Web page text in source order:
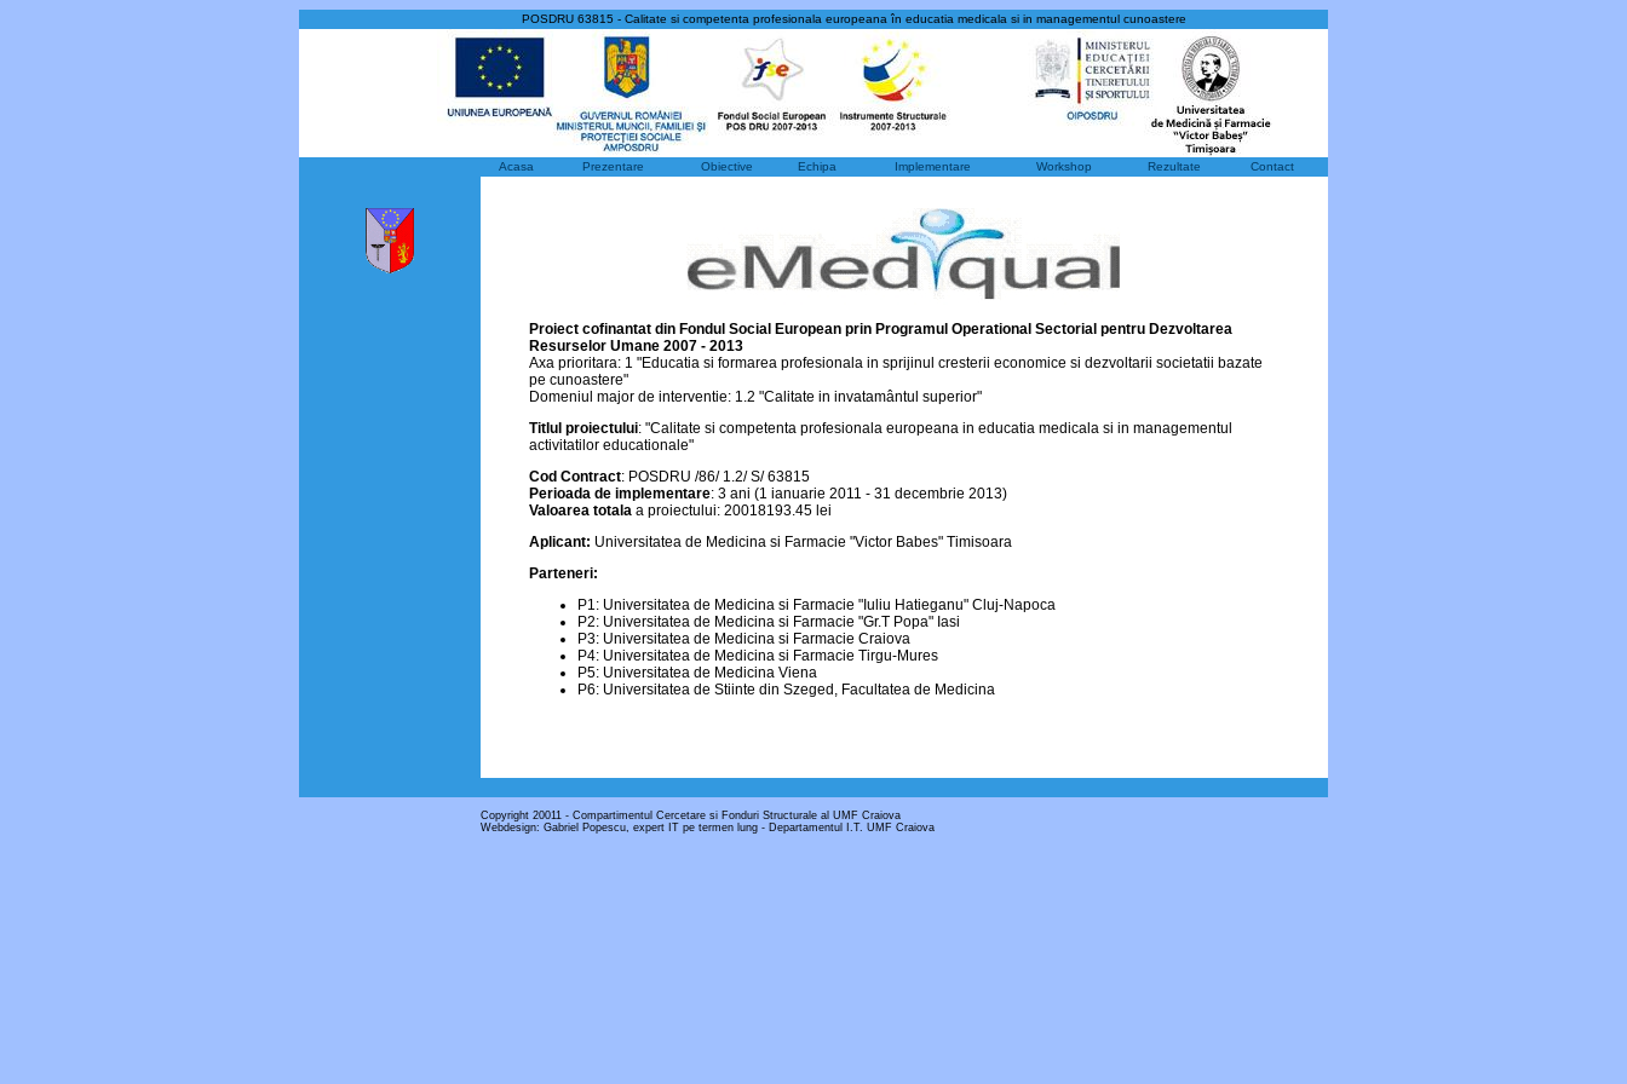
POSDRU 63815 - Calitate si competenta profesionala europeana în educatia medicala si in managementul cunoastere
Acasa Prezentare Obiective Echipa Implementare Workshop Rezultate Contact
Proiect cofinantat din Fondul Social European prin Programul Operational Sectorial pentru Dezvoltarea
Resurselor Umane 2007 - 2013
Axa prioritara: 1 "Educatia si formarea profesionala in sprijinul cresterii economice si dezvoltarii societatii bazate
pe cunoastere"
Domeniul major de interventie: 1.2 "Calitate in invatamântul superior"
Titlul proiectului: "Calitate si competenta profesionala europeana in educatia medicala si in managementul
activitatilor educationale"
Cod Contract: POSDRU /86/ 1.2/ S/ 63815
Perioada de implementare: 3 ani (1 ianuarie 2011 - 31 decembrie 2013)
Valoarea totala a proiectului: 20018193.45 lei
Aplicant: Universitatea de Medicina si Farmacie "Victor Babes" Timisoara
Parteneri:
P1: Universitatea de Medicina si Farmacie "Iuliu Hatieganu" Cluj-Napoca
P2: Universitatea de Medicina si Farmacie "Gr.T Popa" Iasi
P3: Universitatea de Medicina si Farmacie Craiova
P4: Universitatea de Medicina si Farmacie Tirgu-Mures
P5: Universitatea de Medicina Viena
P6: Universitatea de Stiinte din Szeged, Facultatea de Medicina
Copyright 20011 - Compartimentul Cercetare si Fonduri Structurale al UMF Craiova
Webdesign: Gabriel Popescu, expert IT pe termen lung - Departamentul I.T. UMF Craiova